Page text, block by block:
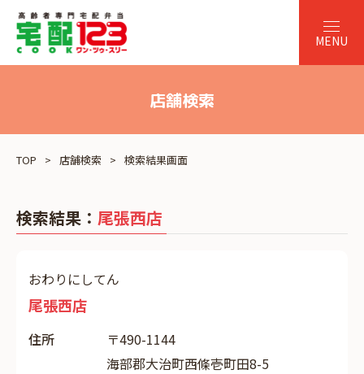
店舗検索
TOP 店舗検索 検索結果画面
検索結果： 尾張西店
おわりにしてん
尾張西店
住所
〒490-1144
海部郡大治町西條壱町田8-5